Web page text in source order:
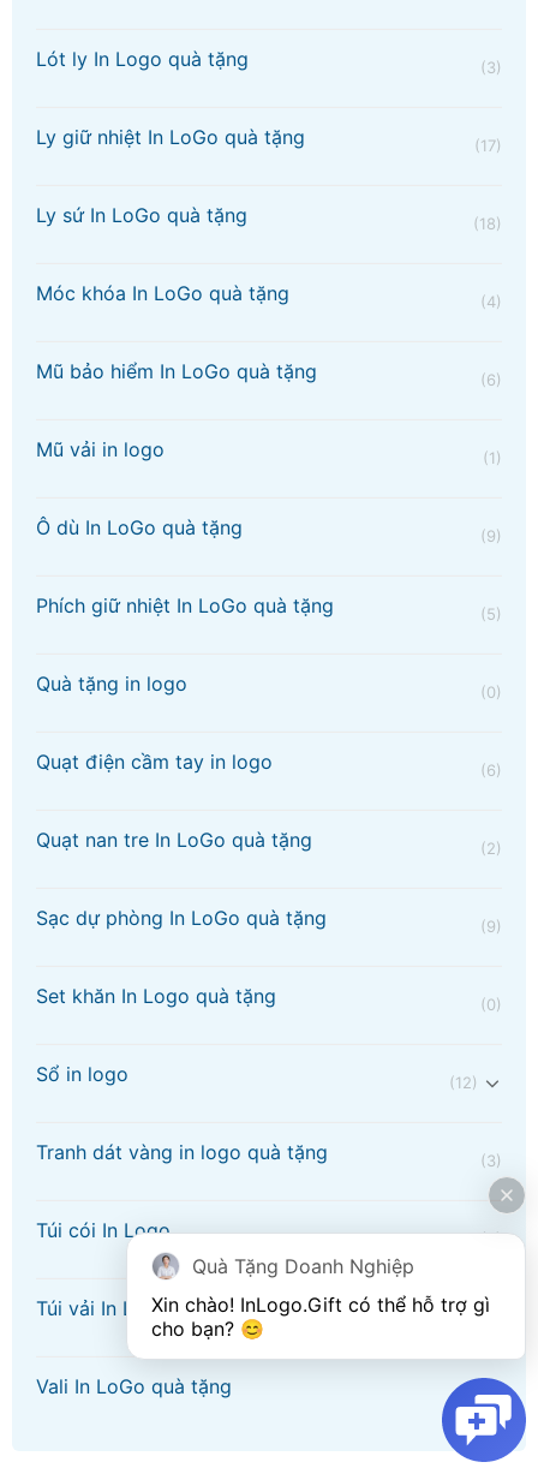
Lót ly In Logo quà tặng (3)
Ly giữ nhiệt In LoGo quà tặng (17)
Ly sứ In LoGo quà tặng (18)
Móc khóa In LoGo quà tặng (4)
Mũ bảo hiểm In LoGo quà tặng (6)
Mũ vải in logo (1)
Ô dù In LoGo quà tặng (9)
Phích giữ nhiệt In LoGo quà tặng (5)
Quà tặng in logo (0)
Quạt điện cầm tay in logo (6)
Quạt nan tre In LoGo quà tặng (2)
Sạc dự phòng In LoGo quà tặng (9)
Set khăn In Logo quà tặng (0)
Sổ in logo (12)
Tranh dát vàng in logo quà tặng (3)
Túi cói In Logo (2)
Túi vải In LoGo quà tặng (2)
Vali In LoGo quà tặng (2)
Quà Tặng Doanh Nghiệp
Xin chào! InLogo.Gift có thể hỗ trợ gì
cho bạn? 😊